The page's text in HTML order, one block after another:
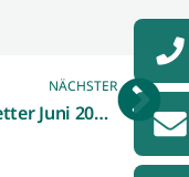
NÄCHSTER
Newsletter Juni 2022 – HandwerkMobil